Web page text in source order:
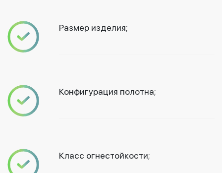
Размер изделия;
Конфигурация полотна;
Класс огнестойкости;